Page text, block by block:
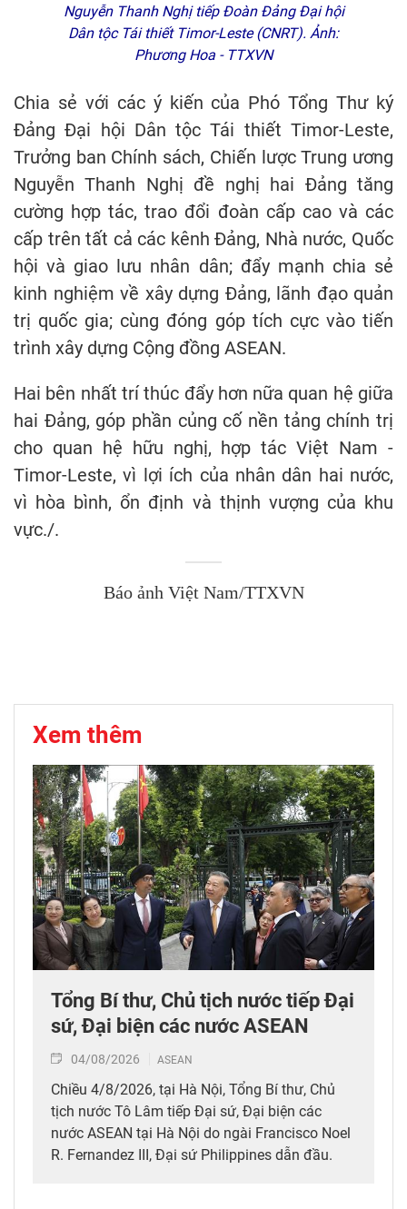
Nguyễn Thanh Nghị tiếp Đoàn Đảng Đại hội
Dân tộc Tái thiết Timor-Leste (CNRT). Ảnh:
Phương Hoa - TTXVN
Chia sẻ với các ý kiến của Phó Tổng Thư ký
Đảng Đại hội Dân tộc Tái thiết Timor-Leste,
Trưởng ban Chính sách, Chiến lược Trung ương
Nguyễn Thanh Nghị đề nghị hai Đảng tăng
cường hợp tác, trao đổi đoàn cấp cao và các
cấp trên tất cả các kênh Đảng, Nhà nước, Quốc
hội và giao lưu nhân dân; đẩy mạnh chia sẻ
kinh nghiệm về xây dựng Đảng, lãnh đạo quản
trị quốc gia; cùng đóng góp tích cực vào tiến
trình xây dựng Cộng đồng ASEAN.
Hai bên nhất trí thúc đẩy hơn nữa quan hệ giữa
hai Đảng, góp phần củng cố nền tảng chính trị
cho quan hệ hữu nghị, hợp tác Việt Nam -
Timor-Leste, vì lợi ích của nhân dân hai nước,
vì hòa bình, ổn định và thịnh vượng của khu
vực./.
Báo ảnh Việt Nam/TTXVN
Xem thêm
Tổng Bí thư, Chủ tịch nước tiếp Đại
sứ, Đại biện các nước ASEAN
04/08/2026 ASEAN
Chiều 4/8/2026, tại Hà Nội, Tổng Bí thư, Chủ
tịch nước Tô Lâm tiếp Đại sứ, Đại biện các
nước ASEAN tại Hà Nội do ngài Francisco Noel
R. Fernandez III, Đại sứ Philippines dẫn đầu.